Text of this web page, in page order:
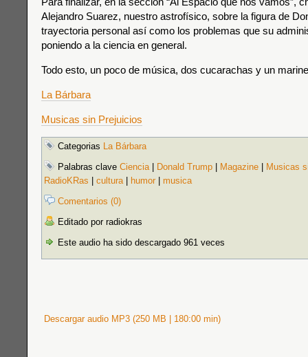
Alejandro Suarez, nuestro astrofísico, sobre la figura de
trayectoria personal así como los problemas que su
poniendo a la ciencia en general.
Todo esto, un poco de música, dos cucarachas y un
La Bárbara
Musicas sin Prejuicios
Categorias La Bárbara
Palabras clave Ciencia| Donald Trump Magazine
Musicas
RadioKRas
cultura| humor
musica
Comentarios (0)
Editado por radiokras
Este audio ha sido descargado 961 veces
Descargar audio MP3 (250 MB | 180:00 min)